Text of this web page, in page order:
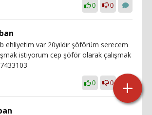
0 0
b ehliyetim var 20yıldır şöförüm serecem
istiyorum cep şöför olarak çalışmak
0 0